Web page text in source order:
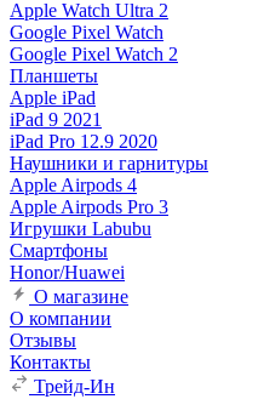
Apple Watch Ultra 2
Google Pixel Watch
Google Pixel Watch 2
Планшеты
Apple iPad
iPad 9 2021
iPad Pro 12.9 2020
Наушники и гарнитуры
Apple Airpods 4
Apple Airpods Pro 3
Игрушки Labubu
Смартфоны
Honor/Huawei
О магазине
О компании
Отзывы
Контакты
Трейд-Ин